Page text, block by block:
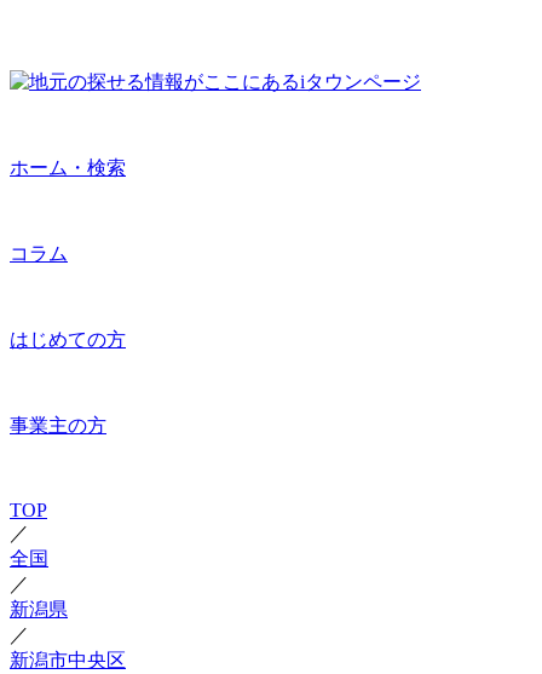
ホーム・検索
コラム
はじめての方
事業主の方
TOP
／
全国
／
新潟県
／
新潟市中央区